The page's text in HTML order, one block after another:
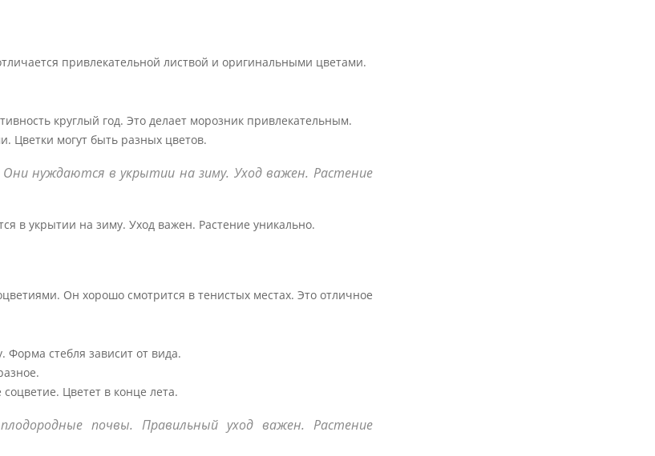
привлекательной листвой и оригинальными цветами.
круглый год. Это делает морозник привлекательным.
могут быть разных цветов.
нуждаются в укрытии на зиму. Уход важен. Растение
в укрытии на зиму. Уход важен. Растение уникально.
Он хорошо смотрится в тенистых местах. Это отличное
стебля зависит от вида.
Цветет в конце лета.
почвы. Правильный уход важен. Растение